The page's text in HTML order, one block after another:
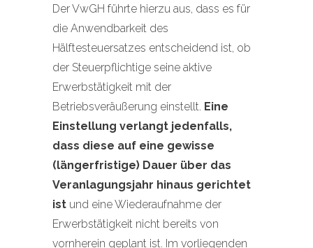
Der VwGH führte hierzu aus, dass es für
die Anwendbarkeit des
Hälftesteuersatzes entscheidend ist, ob
der Steuerpflichtige seine aktive
Erwerbstätigkeit mit der
Betriebsveräußerung einstellt. Eine
Einstellung verlangt jedenfalls,
dass diese auf eine gewisse
(längerfristige) Dauer über das
Veranlagungsjahr hinaus gerichtet
ist und eine Wiederaufnahme der
Erwerbstätigkeit nicht bereits von
vornherein geplant ist. Im vorliegenden